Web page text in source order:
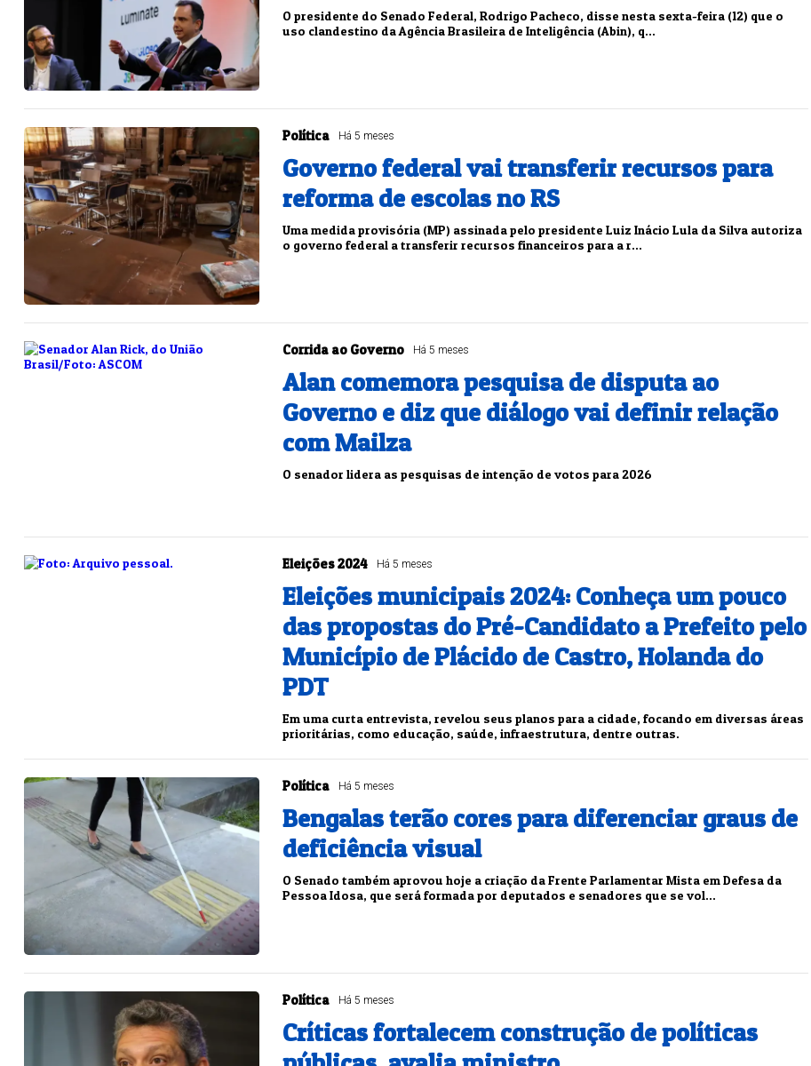
O presidente do Senado Federal, Rodrigo Pacheco, disse nesta sexta-feira (12) que o
uso clandestino da Agência Brasileira de Inteligência (Abin), q...
Política Há 5 meses
Governo federal vai transferir recursos para
reforma de escolas no RS
Uma medida provisória (MP) assinada pelo presidente Luiz Inácio Lula da Silva autoriza
o governo federal a transferir recursos financeiros para a r...
Corrida ao Governo Há 5 meses
Alan comemora pesquisa de disputa ao
Governo e diz que diálogo vai definir relação
com Mailza
O senador lidera as pesquisas de intenção de votos para 2026
Eleições 2024 Há 5 meses
Eleições municipais 2024: Conheça um pouco
das propostas do Pré-Candidato a Prefeito pelo
Município de Plácido de Castro, Holanda do
PDT
Em uma curta entrevista, revelou seus planos para a cidade, focando em diversas áreas
prioritárias, como educação, saúde, infraestrutura, dentre outras.
Política Há 5 meses
Bengalas terão cores para diferenciar graus de
deficiência visual
O Senado também aprovou hoje a criação da Frente Parlamentar Mista em Defesa da
Pessoa Idosa, que será formada por deputados e senadores que se vol...
Política Há 5 meses
Críticas fortalecem construção de políticas